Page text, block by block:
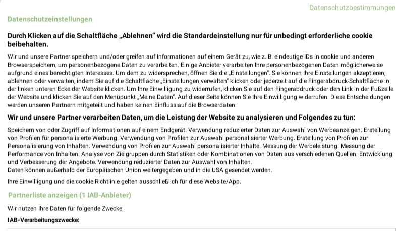
Messink Automobile Filialen & Öffnungszeiten für Wermelskirchen
METRO Prospekt der Woche für Bornheim
Mix Markt Prospekt der Woche für Bonn
Datenschutzbestimmungen
Datenschutzeinstellungen
Durch Klicken auf die Schaltfläche „Ablehnen“ wird die Standardeinstellung nur für unbedingt erforderliche cookie
beibehalten.
Wir und unsere Partner speichern und/oder greifen auf Informationen auf einem Gerät zu, wie z. B. eindeutige IDs in cookie und anderen
Browserspeichern, um personenbezogene Daten zu verarbeiten. Einige Anbieter verarbeiten Ihre personenbezogenen Daten möglicherweise
aufgrund eines berechtigten Interesses. Um dem zu widersprechen, öffnen Sie die „Einstellungen“. Sie können Ihre Einstellungen akzeptieren,
ablehnen oder verwalten, indem Sie auf die Schaltfläche „Einstellungen verwalten“ klicken oder jederzeit auf die Fingerabdruck-Schaltfläche in
der linken unteren Ecke der Website klicken. Um Ihre Einwilligung zu widerrufen, klicken Sie auf den Fingerabdruck oder den Link in der Fußzeile
der Website und klicken Sie auf den Menüpunkt „Meine Daten“. Auf dieser Seite können Sie Ihre Einwilligung widerrufen. Diese Entscheidungen
werden unseren Partnern mitgeteilt und haben keinen Einfluss auf die Browserdaten.
Wir und unsere Partner verarbeiten Daten, um die Leistung der Website zu analysieren und Folgendes zu tun:
Speichern von oder Zugriff auf Informationen auf einem Endgerät. Verwendung reduzierter Daten zur Auswahl von Werbeanzeigen. Erstellung
von Profilen für personalisierte Werbung. Verwendung von Profilen zur Auswahl personalisierter Werbung. Erstellung von Profilen zur
Personalisierung von Inhalten. Verwendung von Profilen zur Auswahl personalisierter Inhalte. Messung der Werbeleistung. Messung der
Performance von Inhalten. Analyse von Zielgruppen durch Statistiken oder Kombinationen von Daten aus verschiedenen Quellen. Entwicklung
und Verbesserung der Angebote. Verwendung reduzierter Daten zur Auswahl von Inhalten.
Daten können außerhalb der Europäischen Union weitergegeben und in die USA gesendet werden.
Ihre Einwilligung und die cookie Richtlinie gelten ausschließlich für diese Website/App.
Partnerliste anzeigen (1 IAB-Anbieter)
Wir nutzen Ihre Daten für folgende Zwecke:
IAB-Verarbeitungszwecke: